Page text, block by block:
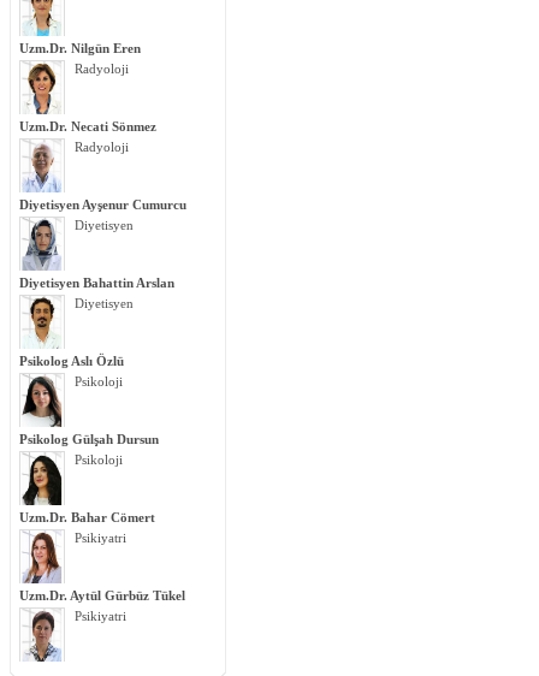
Uzm.Dr. Nilgün Eren
Radyoloji
Uzm.Dr. Necati Sönmez
Radyoloji
Diyetisyen Ayşenur Cumurcu
Diyetisyen
Diyetisyen Bahattin Arslan
Diyetisyen
Psikolog Aslı Özlü
Psikoloji
Psikolog Gülşah Dursun
Psikoloji
Uzm.Dr. Bahar Cömert
Psikiyatri
Uzm.Dr. Aytül Gürbüz Tükel
Psikiyatri